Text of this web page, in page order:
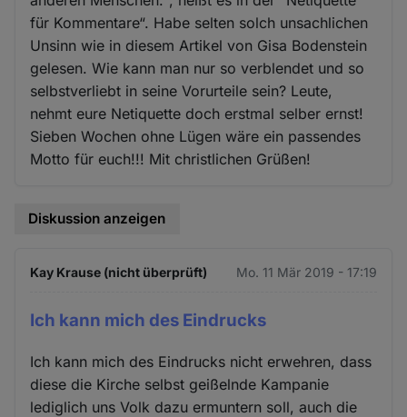
für Kommentare“. Habe selten solch unsachlichen
Unsinn wie in diesem Artikel von Gisa Bodenstein
gelesen. Wie kann man nur so verblendet und so
selbstverliebt in seine Vorurteile sein? Leute,
nehmt eure Netiquette doch erstmal selber ernst!
Sieben Wochen ohne Lügen wäre ein passendes
Motto für euch!!! Mit christlichen Grüßen!
Diskussion anzeigen
Kay Krause (nicht überprüft) Mo. 11 Mär 2019 - 17:19
Ich kann mich des Eindrucks
Ich kann mich des Eindrucks nicht erwehren, dass
diese die Kirche selbst geißelnde Kampanie
lediglich uns Volk dazu ermuntern soll, auch die